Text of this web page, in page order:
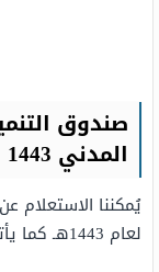
صندوق
المدني 1443
يُمكننا الاستعلام
لعام 1443هـ كما يأتي: